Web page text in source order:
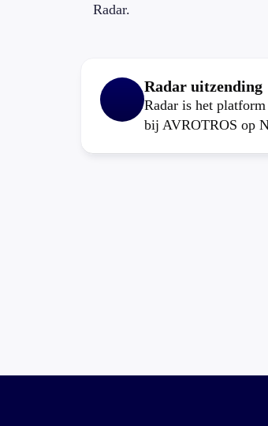
Radar.
Radar uitzending
Radar is het
bij AVROTROS op